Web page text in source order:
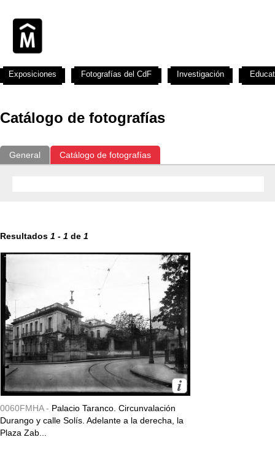
Catálogo de fotografías
General Catálogo de fotografías
Resultados 1 - 1 de 1
0060FMHA - Palacio Taranco. Circunvalación
Durango y calle Solís. Adelante a la derecha, la
Plaza Zab...
Exposiciones Fotografías del CdF Investigación